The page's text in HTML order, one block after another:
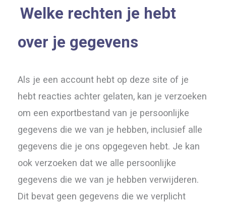
Welke rechten je hebt
over je gegevens
Als je een account hebt op deze site of je
hebt reacties achter gelaten, kan je verzoeken
om een exportbestand van je persoonlijke
gegevens die we van je hebben, inclusief alle
gegevens die je ons opgegeven hebt. Je kan
ook verzoeken dat we alle persoonlijke
gegevens die we van je hebben verwijderen.
Dit bevat geen gegevens die we verplicht